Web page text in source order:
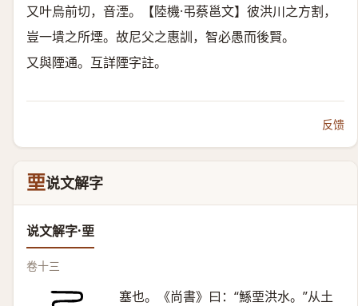
又叶烏前切，音湮。【陸機·弔蔡邕文】彼洪川之方割，
豈一墤之所堙。故尼父之惠訓，智必愚而後賢。
又與陻通。互詳陻字註。
反馈
垔说文解字
说文解字·垔
卷十三
塞也。《尚書》曰：“鯀垔洪水。”从土